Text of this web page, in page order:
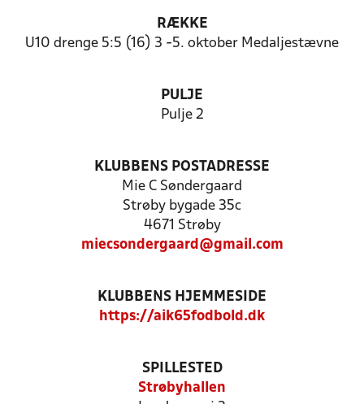
RÆKKE
U10 drenge 5:5 (16) 3 -5. oktober Medaljestævne
PULJE
Pulje 2
KLUBBENS POSTADRESSE
Mie C Søndergaard
Strøby bygade 35c
4671 Strøby
miecsondergaard@gmail.com
KLUBBENS HJEMMESIDE
https://aik65fodbold.dk
SPILLESTED
Strøbyhallen